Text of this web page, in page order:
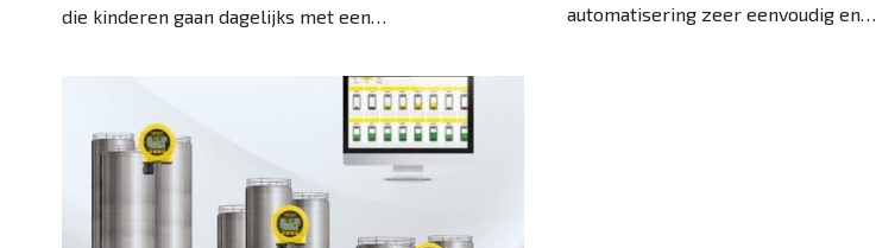
die kinderen gaan dagelijks met een…
automatisering zeer eenvoudig en…